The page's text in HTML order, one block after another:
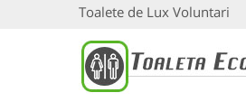
Toalete de Lux Voluntari